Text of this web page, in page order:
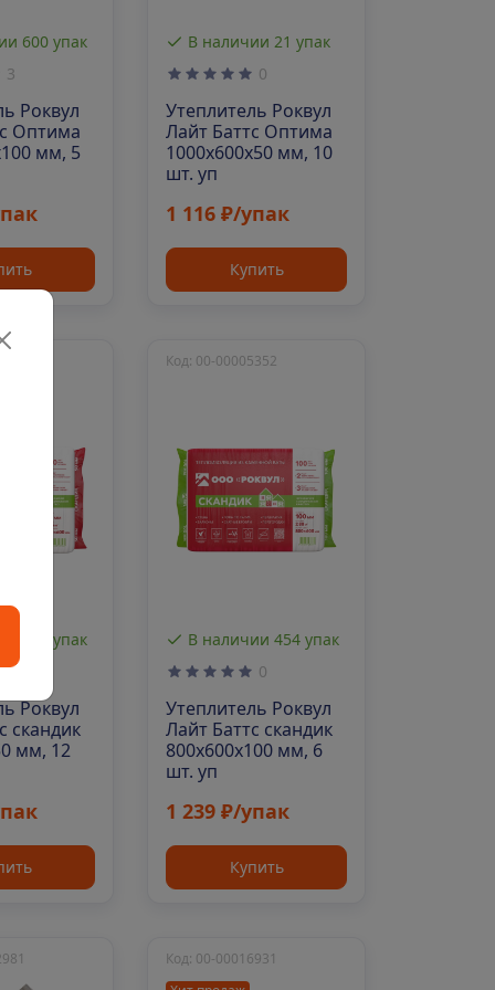
600 упак
3
Роквул
Оптима
мм, 5
В наличии 21 упак
0
Утеплитель Роквул
Лайт Баттс Оптима
1000х600х50 мм, 10
шт. уп
1 116 ₽/упак
Купить
329 упак
0
Роквул
скандик
мм, 12
В наличии 454 упак
Код: 00-00005352
0
Утеплитель Роквул
Лайт Баттс скандик
800х600х100 мм, 6
шт. уп
1 239 ₽/упак
Купить
Код: 00-00016931